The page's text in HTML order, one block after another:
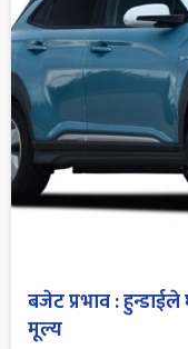
बजेट प्रभाव :
मूल्य